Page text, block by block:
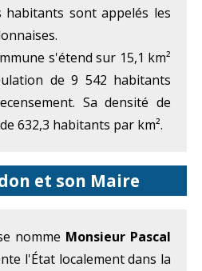
habitants sont appelés les
s'étend sur 15,1 km²
de 9 542 habitants
Sa densité de
632,3 habitants par km².
et son Maire
nomme Monsieur Pascal
l'État localement dans la